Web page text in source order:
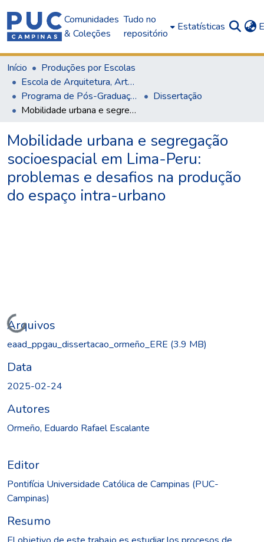
Comunidades
& Coleções
Tudo no
repositório
Estatísticas
Início
Produções por Escolas
Escola de Arquitetura, Artes e Design
Programa de Pós-Graduação em Arquitetura e Urbanismo
Dissertação
Mobilidade urbana e segregação socioespacial em Lima-Peru: problemas e desafios na produção do espaço intra-urbano
Mobilidade urbana e segregação
socioespacial em Lima-Peru:
problemas e desafios na produção
do espaço intra-urbano
Carregando...
Arquivos
eaad_ppgau_dissertacao_ormeño_ERE (3.9 MB)
Data
2025-02-24
Autores
Ormeño, Eduardo Rafael Escalante
Editor
Pontifícia Universidade Católica de Campinas (PUC-
Campinas)
Resumo